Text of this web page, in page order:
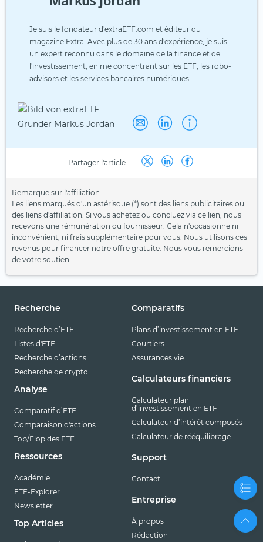
Je suis le fondateur d'extraETF.com et éditeur du
magazine Extra. Avec plus de 30 ans d'expérience, je suis
un expert reconnu dans le domaine de la finance et de
l'investissement, en me concentrant sur les ETF, les robo-
advisors et les services bancaires numériques.
Partager l'article
Remarque sur l'affiliation
Les liens marqués d'un astérisque (*) sont des liens publicitaires ou
des liens d'affiliation. Si vous achetez ou concluez via ce lien, nous
recevons une rémunération du fournisseur. Cela n'occasionne ni
inconvénient, ni frais supplémentaire pour vous. Nous utilisons ces
revenus pour financer notre offre gratuite. Nous vous remercions
de votre soutien.
Recherche
Recherche d’ETF
Listes d'ETF
Recherche d’actions
Recherche de crypto
Analyse
Comparatif d’ETF
Comparaison d'actions
Top/Flop des ETF
Ressources
Académie
ETF-Explorer
Newsletter
Top Articles
Comparatifs
Plans d’investissement en ETF
Courtiers
Assurances vie
Calculateurs financiers
Calculateur plan
d’investissement en ETF
Calculateur d’intérêt composés
Calculateur de rééquilibrage
Support
Contact
Entreprise
À propos
Rédaction